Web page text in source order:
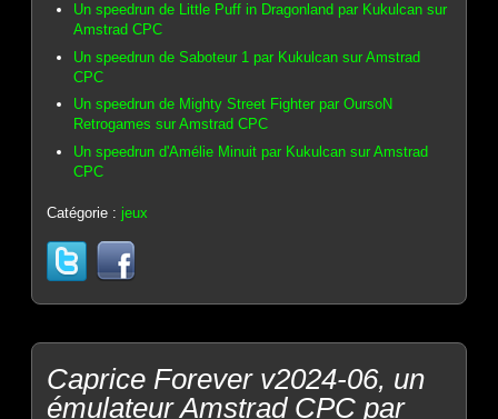
Un speedrun de Little Puff in Dragonland par Kukulcan sur
Amstrad CPC
Un speedrun de Saboteur 1 par Kukulcan sur Amstrad
CPC
Un speedrun de Mighty Street Fighter par OursoN
Retrogames sur Amstrad CPC
Un speedrun d'Amélie Minuit par Kukulcan sur Amstrad
CPC
Catégorie :jeux
Caprice Forever v2024-06, un
émulateur Amstrad CPC par